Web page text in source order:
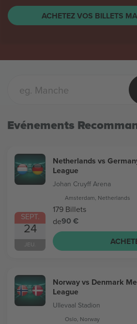
ACHETEZ VOS BILLETS
Evénements
SEPT.
24
JEU.
Netherlands vs
League
Johan Cruyff Arena
Amsterdam, Netherlands
179 Billets
de90 €
Norway vs Denmark
League
Ullevaal Stadion
Oslo, Norway